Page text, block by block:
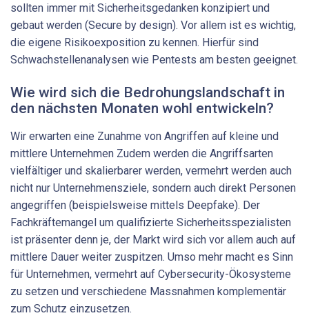
sollten immer mit Sicherheitsgedanken konzipiert und
gebaut werden (Secure by design). Vor allem ist es wichtig,
die eigene Risikoexposition zu kennen. Hierfür sind
Schwachstellenanalysen wie Pentests am besten geeignet.
Wie wird sich die Bedrohungslandschaft in
den nächsten Monaten wohl entwickeln?
Wir erwarten eine Zunahme von Angriffen auf kleine und
mittlere Unternehmen Zudem werden die Angriffsarten
vielfältiger und skalierbarer werden, vermehrt werden auch
nicht nur Unternehmensziele, sondern auch direkt Personen
angegriffen (beispielsweise mittels Deepfake). Der
Fachkräftemangel um qualifizierte Sicherheitsspezialisten
ist präsenter denn je, der Markt wird sich vor allem auch auf
mittlere Dauer weiter zuspitzen. Umso mehr macht es Sinn
für Unternehmen, vermehrt auf Cybersecurity-Ökosysteme
zu setzen und verschiedene Massnahmen komplementär
zum Schutz einzusetzen.